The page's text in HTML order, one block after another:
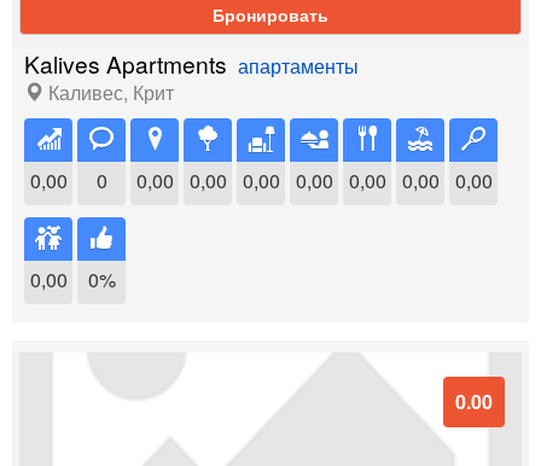
Бронировать
Kalives Apartments апартаменты
Каливес, Крит
0,00 0 0,00 0,00 0,00 0,00 0,00 0,00 0,00
0,00 0%
0.00